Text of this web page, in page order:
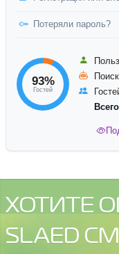
Потеряли пароль?
93%
Гостей
Всего
ХОТИТЕ
SLAED